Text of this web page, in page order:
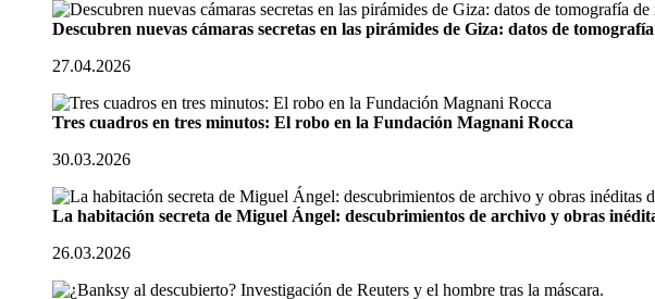
Descubren nuevas cámaras secretas en las pirámides de Giza: datos de
27.04.2026
Tres cuadros en tres minutos: El robo en la Fundación Magnani Rocca
30.03.2026
La habitación secreta de Miguel Ángel: descubrimientos de archivo y obras
26.03.2026